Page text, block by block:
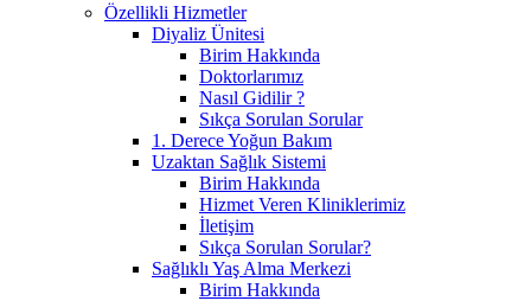
Özellikli Hizmetler
Diyaliz Ünitesi
Birim Hakkında
Doktorlarımız
Nasıl Gidilir ?
Sıkça Sorulan Sorular
1. Derece Yoğun Bakım
Uzaktan Sağlık Sistemi
Birim Hakkında
Hizmet Veren Kliniklerimiz
İletişim
Sıkça Sorulan Sorular?
Sağlıklı Yaş Alma Merkezi
Birim Hakkında